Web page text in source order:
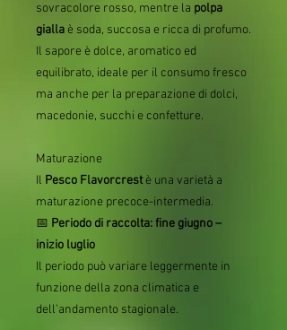
sovracolore rosso, mentre la polpa
gialla è soda, succosa e ricca di profumo.
Il sapore è dolce, aromatico ed
equilibrato, ideale per il consumo fresco
ma anche per la preparazione di dolci,
macedonie, succhi e confetture.
Maturazione
Il Pesco Flavorcrestè una varietà a
maturazione precoce-intermedia.
📅 Periodo di raccolta: fine giugno –
inizio luglio
Il periodo può variare leggermente in
funzione della zona climatica e
dell'andamento stagionale.